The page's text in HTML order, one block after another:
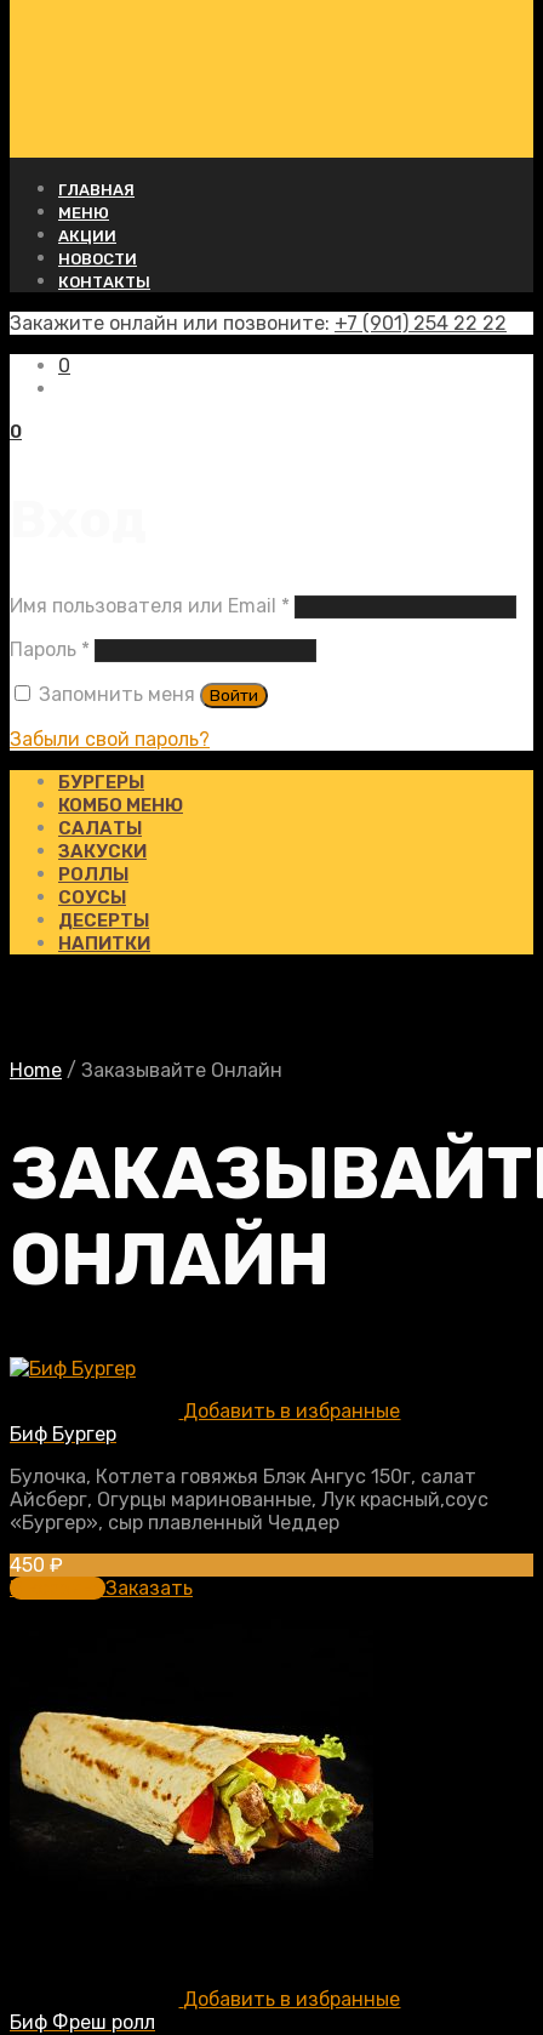
ГЛАВНАЯ
МЕНЮ
АКЦИИ
НОВОСТИ
КОНТАКТЫ
Закажите онлайн или позвоните: +7 (901) 254 22 22
0
0
Имя пользователя или Email *
Пароль *
Запомнить меня
Войти
Забыли свой пароль?
БУРГЕРЫ
КОМБО МЕНЮ
САЛАТЫ
ЗАКУСКИ
РОЛЛЫ
СОУСЫ
ДЕСЕРТЫ
НАПИТКИ
Home / Заказывайте Онлайн
ОНЛАЙН
Добавить в избранные
Биф Бургер
Булочка, Котлета говяжья Блэк Ангус 150г, салат
Айсберг, Огурцы маринованные, Лук красный,соус
«Бургер», сыр плавленный Чеддер
450 ₽
В корзинуЗаказать
Добавить в избранные
Биф Фреш ролл